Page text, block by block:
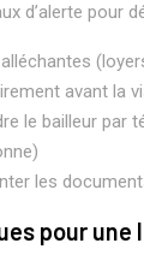
d’alerte pour
avant la
le bailleur par
les
pour une